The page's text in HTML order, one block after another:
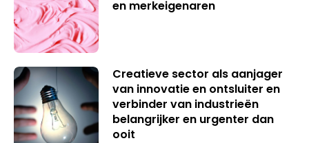
en merkeigenaren
Creatieve sector als aanjager
van innovatie en ontsluiter en
verbinder van industrieën
belangrijker en urgenter dan
ooit